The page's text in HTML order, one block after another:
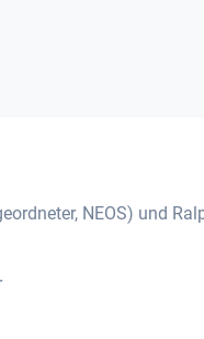
NEOS) und